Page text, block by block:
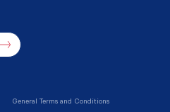
General Terms and Conditions